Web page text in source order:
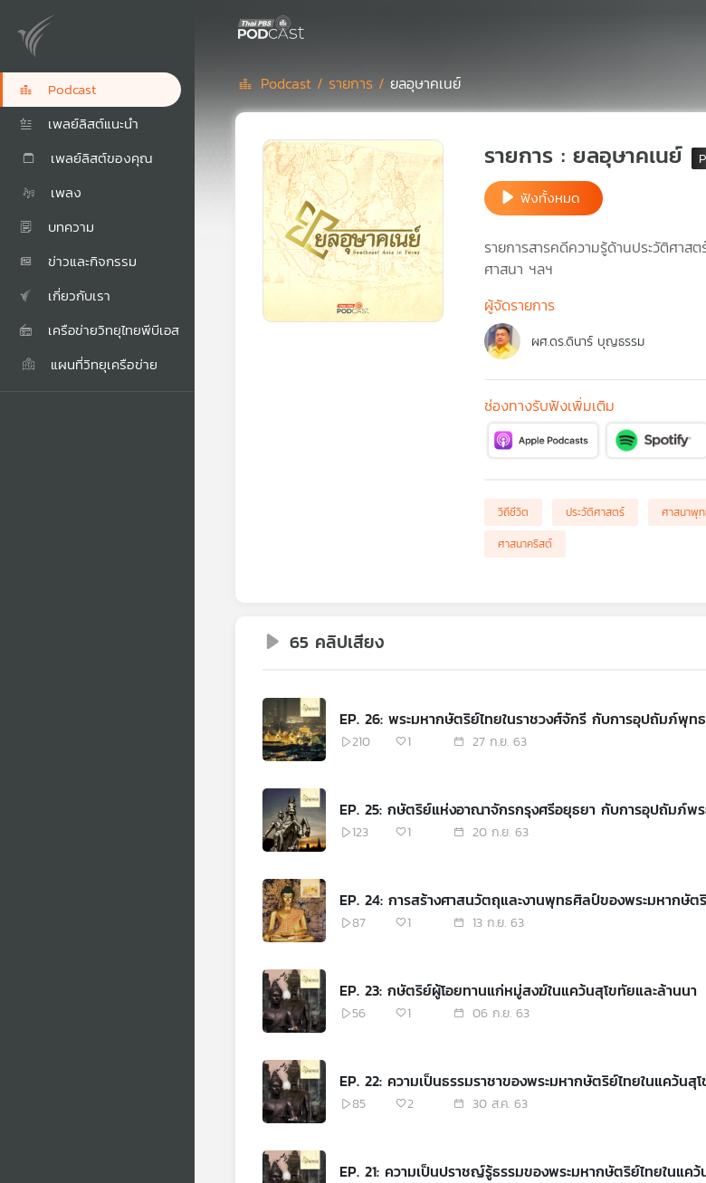
Podcast
เพลย์ลิสต์แนะนำ
เพลย์ลิสต์ของคุณ
เพลง
บทความ
ข่าวและกิจกรรม
เกี่ยวกับเรา
เครือข่ายวิทยุไทยพีบีเอส
แผนที่วิทยุเครือข่าย
Podcast /รายการ /ยลอุษาคเนย์
รายการ : ยลอุษาคเนย์
ฟังทั้งหมด
รายการสารคดีความรู้ด้านประวัติศา
ศาสนา ฯลฯ
ผู้จัดรายการ
ผศ.ดร.ดินาร์ บุญธรรม
ช่องทางรับฟังเพิ่มเติม
วิถีชีวิต ประวัติศาสตร์ ศาสนาพุ
ศาสนาคริสต์
65 คลิปเสียง
EP. 26: พระมหากษัตริย์ไทยในราชวงศ์จักรี กับการอุปถัมภ์พุท
210 1 27 ก.ย. 63
EP. 25: กษัตริย์แห่งอาณาจักรกรุงศรีอยุธยา กับการอุปถัมภ์พ
123 1 20 ก.ย. 63
EP. 24: การสร้างศาสนวัตถุและงานพุทธศิลป์ของพระมหากษัต
87 1 13 ก.ย. 63
EP. 23: กษัตริย์ผู้โอยทานแก่หมู่สงฆ์ในแคว้นสุโขทัยและล้านนา
56 1 06 ก.ย. 63
EP. 22: ความเป็นธรรมราชาของพระมหากษัตริย์ไทยในแคว้นสุ
85 2 30 ส.ค. 63
EP. 21: ความเป็นปราชญ์รู้ธรรมของพระมหากษัตริย์ไทยในแค